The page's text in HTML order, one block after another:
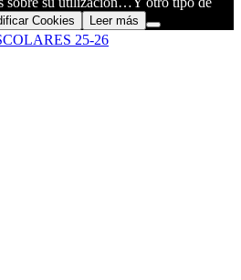
25-26
Cookies Leer más